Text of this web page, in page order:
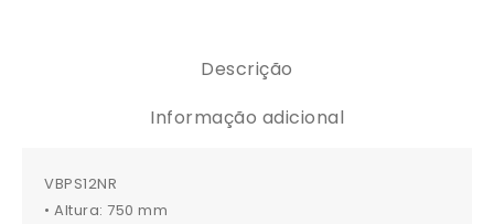
Descrição
Informação adicional
VBPS12NR
• Altura: 750 mm